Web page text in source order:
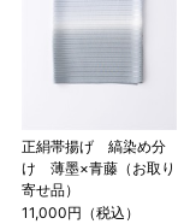
店舗一覧はこちら
正絹帯揚げ 縞染め分
け 薄墨×青藤（お取り
寄せ品）
11,000円（税込）